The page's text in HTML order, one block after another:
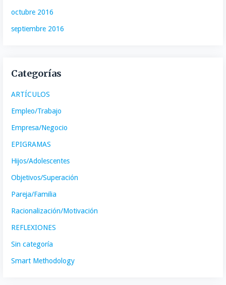
octubre 2016
septiembre 2016
Categorías
ARTÍCULOS
Empleo/Trabajo
Empresa/Negocio
EPIGRAMAS
Hijos/Adolescentes
Objetivos/Superación
Pareja/Familia
Racionalización/Motivación
REFLEXIONES
Sin categoría
Smart Methodology